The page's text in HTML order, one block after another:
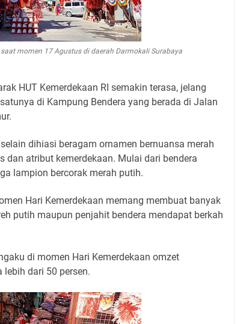
momen 17 Agustus di daerah Darmokali Surabaya
HUT Kemerdekaan RI semakin terasa, jelang
di Kampung Bendera yang berada di Jalan
dihiasi beragam ornamen bernuansa merah
dan atribut kemerdekaan. Mulai dari bendera
lampion bercorak merah putih.
Hari Kemerdekaan memang membuat banyak
putih maupun penjahit bendera mendapat berkah
di momen Hari Kemerdekaan omzet
dari 50 persen.